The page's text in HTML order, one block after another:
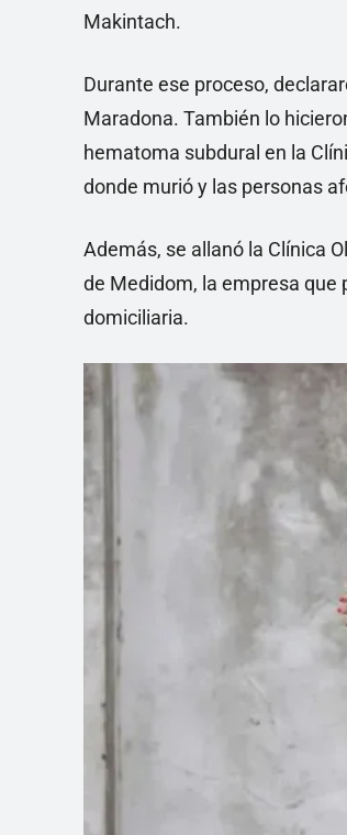
Makintach.
Durante ese proceso,
Maradona. También lo
hematoma subdural en la
donde murió y las personas
Además, se allanó la Clínica
de Medidom, la empresa que
domiciliaria.